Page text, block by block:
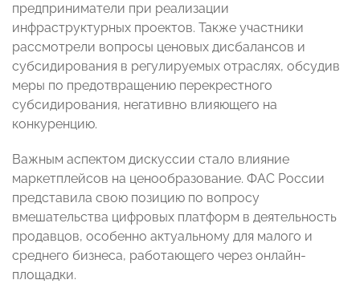
предприниматели при реализации
инфраструктурных проектов. Также участники
рассмотрели вопросы ценовых дисбалансов и
субсидирования в регулируемых отраслях, обсудив
меры по предотвращению перекрестного
субсидирования, негативно влияющего на
конкуренцию.
Важным аспектом дискуссии стало влияние
маркетплейсов на ценообразование. ФАС России
представила свою позицию по вопросу
вмешательства цифровых платформ в деятельность
продавцов, особенно актуальному для малого и
среднего бизнеса, работающего через онлайн-
площадки.